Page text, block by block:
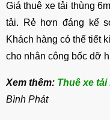
Giá thuê xe tải thùng
tải. Rẻ hơn đáng kể
Khách hàng có thể tiết
cho nhân công bốc dỡ
Xem thêm: Thuê xe tải
Bình Phát